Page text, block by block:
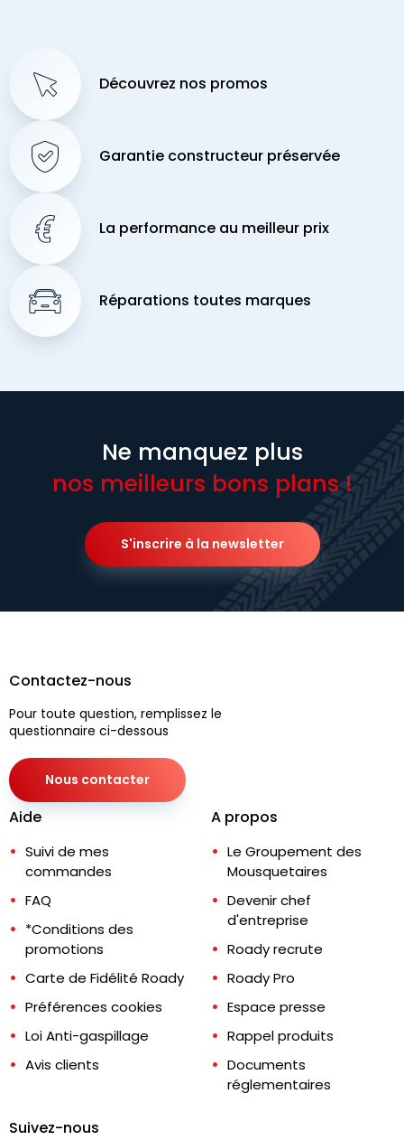
Découvrez nos promos
Garantie constructeur préservée
La performance au meilleur prix
Réparations toutes marques
Ne manquez plus
nos meilleurs bons plans !
S'inscrire à la newsletter
Contactez-nous
Pour toute question, remplissez le
questionnaire ci-dessous
Nous contacter
Aide
Suivi de mes
commandes
FAQ
*Conditions des
promotions
Carte de Fidélité Roady
Préférences cookies
Loi Anti-gaspillage
Avis clients
A propos
Le Groupement des
Mousquetaires
Devenir chef
d'entreprise
Roady recrute
Roady Pro
Espace presse
Rappel produits
Documents
réglementaires
Suivez-nous